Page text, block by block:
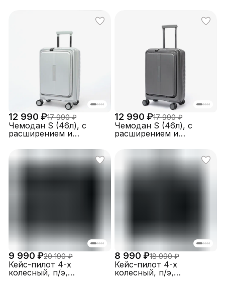
FABRETTI EN1050-20-2
FABRETTI EN1050-20-13
12 990 ₽17 990 ₽
Чемодан S (46л), с
расширением и
полипропилен,
FABRETTI EN1050-20-33
12 990 ₽17 990 ₽
Чемодан S (46л), с
расширением и
полипропилен,
FABRETTI EN1050-20-3
9 990 ₽20 190 ₽
Кейс-пилот 4-х
колесный, п/э,
8 990 ₽18 990 ₽
Кейс-пилот 4-х
колесный, п/э,